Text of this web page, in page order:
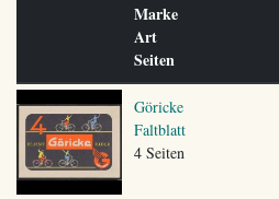
Marke
Art
Seiten
Göricke
Faltblatt
4 Seiten